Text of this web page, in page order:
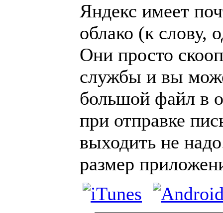
Яндекс имеет
облако (к слову,
Они просто
службы и вы
большой файл в
при отправке
выходить не
размер